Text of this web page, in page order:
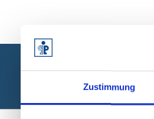
Zustimmung